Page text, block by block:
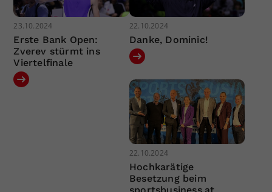
23.10.2024
Erste Bank Open:
Zverev stürmt ins
Viertelfinale
22.10.2024
Danke, Dominic!
22.10.2024
Hochkarätige
Besetzung beim